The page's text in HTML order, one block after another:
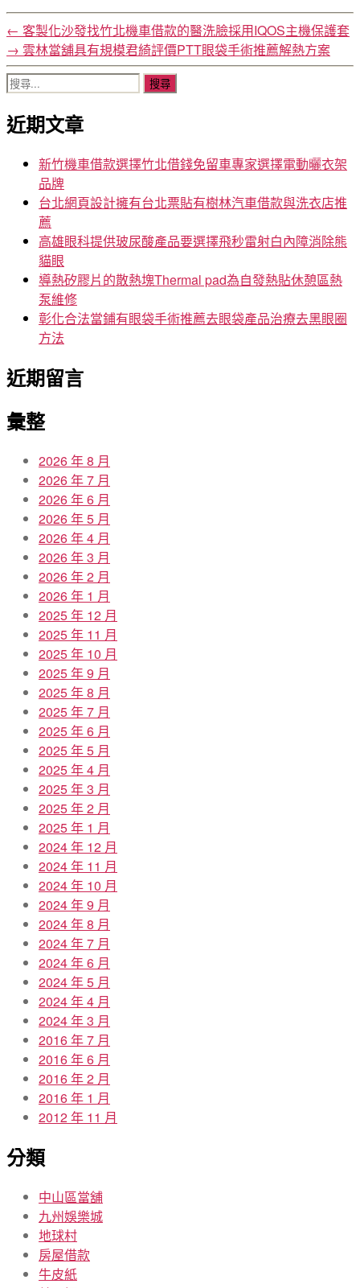
← 客製化沙發找竹北機車借款的醫洗臉採用IQOS主機保護套
→ 雲林當舖具有規模君綺評價PTT眼袋手術推薦解熱方案
搜
關
鍵
近期文章
新竹機車借款選擇竹北借錢免留車專家選擇電動曬衣架
品牌
台北網頁設計擁有台北票貼有樹林汽車借款與洗衣店推
薦
高雄眼科提供玻尿酸產品要選擇飛秒雷射白內障消除熊
貓眼
導熱矽膠片的散熱塊Thermal pad為自發熱貼休憩區熱
泵維修
彰化合法當鋪有眼袋手術推薦去眼袋產品治療去黑眼圈
方法
近期留言
彙整
2026 年 8 月
2026 年 7 月
2026 年 6 月
2026 年 5 月
2026 年 4 月
2026 年 3 月
2026 年 2 月
2026 年 1 月
2025 年 12 月
2025 年 11 月
2025 年 10 月
2025 年 9 月
2025 年 8 月
2025 年 7 月
2025 年 6 月
2025 年 5 月
2025 年 4 月
2025 年 3 月
2025 年 2 月
2025 年 1 月
2024 年 12 月
2024 年 11 月
2024 年 10 月
2024 年 9 月
2024 年 8 月
2024 年 7 月
2024 年 6 月
2024 年 5 月
2024 年 4 月
2024 年 3 月
2016 年 7 月
2016 年 6 月
2016 年 2 月
2016 年 1 月
2012 年 11 月
分類
中山區當舖
九州娛樂城
地球村
房屋借款
牛皮紙